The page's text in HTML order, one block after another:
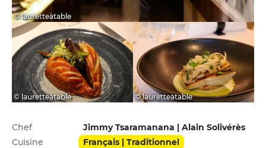
© lauretteàtable
© lauretteàtable © lauretteàtable
Infos pratiques
Chef
Jimmy Tsaramanana | Alain Solivérès
Cuisine
Français | Traditionnel